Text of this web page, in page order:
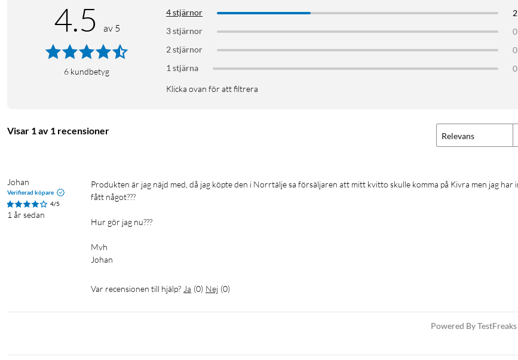
4.5 av 5
6 kundbetyg
4 stjärnor
2
3 stjärnor
0
2 stjärnor
0
1 stjärna
0
Klicka ovan för att filtrera
Visar 1 av 1 recensioner Relevans
Johan
Verifierad köpare
4/5
1 år sedan
Produkten är jag näjd med, då jag köpte den i Norrtälje sa försäljaren att mitt kvitto skulle komma på Kivra men jag har inte
fått något???
Hur gör jag nu???
Mvh
Johan
Var recensionen till hjälp? Ja (0) Nej (0)
Powered By TestFreaks